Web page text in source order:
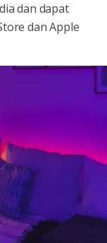
dan dapat
dan Apple